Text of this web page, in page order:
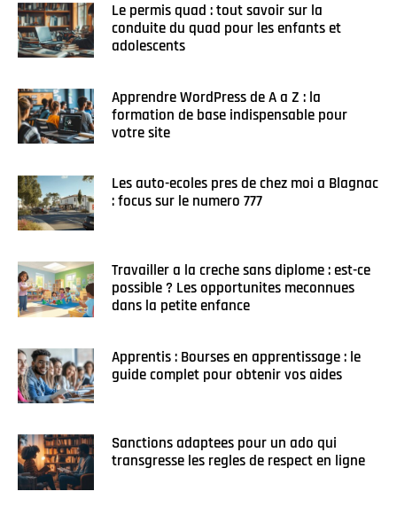
Le permis quad : tout savoir sur la
conduite du quad pour les enfants et
adolescents
Apprendre WordPress de A a Z : la
formation de base indispensable pour
votre site
Les auto-ecoles pres de chez moi a Blagnac
: focus sur le numero 777
Travailler a la creche sans diplome : est-ce
possible ? Les opportunites meconnues
dans la petite enfance
Apprentis : Bourses en apprentissage : le
guide complet pour obtenir vos aides
Sanctions adaptees pour un ado qui
transgresse les regles de respect en ligne